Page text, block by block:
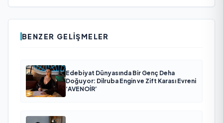
BENZER GELIŞMELER
Edebiyat Dünyasında Bir Genç Deha
Doğuyor: Dilruba Engin ve Zift Karası Evreni
‘AVENOİR’